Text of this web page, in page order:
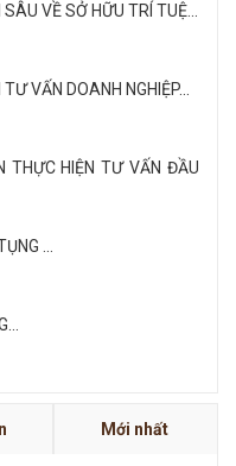
VỀ SỞ HỮU TRÍ TUỆ...
VẤN DOANH NGHIỆP...
THỰC HIỆN TƯ VẤN ĐẦU
...
CÔNG TY LUẬT QUỐC
Mới nhất